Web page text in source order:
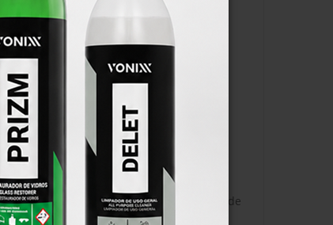
CLAY BAR para remover qualquer sujidade